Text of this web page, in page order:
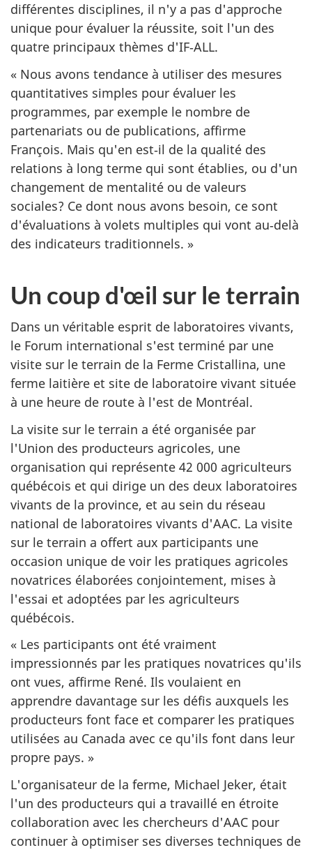
différentes disciplines, il n'y a pas d'approche
unique pour évaluer la réussite, soit l'un des
quatre principaux thèmes d'IF‑ALL.
« Nous avons tendance à utiliser des mesures
quantitatives simples pour évaluer les
programmes, par exemple le nombre de
partenariats ou de publications, affirme
François. Mais qu'en est‑il de la qualité des
relations à long terme qui sont établies, ou d'un
changement de mentalité ou de valeurs
sociales? Ce dont nous avons besoin, ce sont
d'évaluations à volets multiples qui vont au‑delà
des indicateurs traditionnels. »
Un coup d'œil sur le terrain
Dans un véritable esprit de laboratoires vivants,
le Forum international s'est terminé par une
visite sur le terrain de la Ferme Cristallina, une
ferme laitière et site de laboratoire vivant située
à une heure de route à l'est de Montréal.
La visite sur le terrain a été organisée par
l'Union des producteurs agricoles, une
organisation qui représente 42 000 agriculteurs
québécois et qui dirige un des deux laboratoires
vivants de la province, et au sein du réseau
national de laboratoires vivants d'AAC. La visite
sur le terrain a offert aux participants une
occasion unique de voir les pratiques agricoles
novatrices élaborées conjointement, mises à
l'essai et adoptées par les agriculteurs
québécois.
« Les participants ont été vraiment
impressionnés par les pratiques novatrices qu'ils
ont vues, affirme René. Ils voulaient en
apprendre davantage sur les défis auxquels les
producteurs font face et comparer les pratiques
utilisées au Canada avec ce qu'ils font dans leur
propre pays. »
L'organisateur de la ferme, Michael Jeker, était
l'un des producteurs qui a travaillé en étroite
collaboration avec les chercheurs d'AAC pour
continuer à optimiser ses diverses techniques de